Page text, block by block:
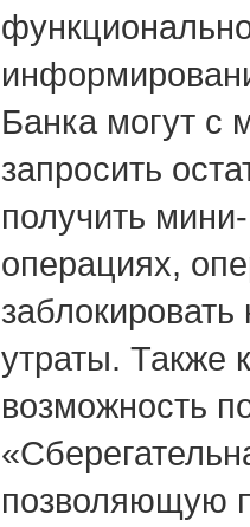
Банка могут с
запросить
получить
операциях,
заблокировать
утраты. Также
возможность
позволяющую